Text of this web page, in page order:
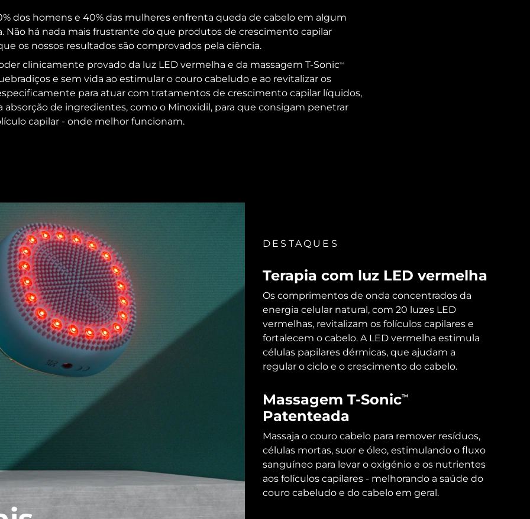
dos homens e 40% das mulheres enfrenta queda de cabelo em algum
Não há nada mais frustrante do que produtos de crescimento capilar
os nossos resultados são comprovados pela ciência.
clinicamente provado da luz LED vermelha e da massagem T-SonicTM
e sem vida ao estimular o couro cabeludo e ao revitalizar os
para atuar com tratamentos de crescimento capilar líquidos,
absorção de ingredientes, como o Minoxidil, para que consigam penetrar
capilar - onde melhor funcionam.
DESTAQUES
Terapia com luz LED vermelha
Os comprimentos de onda concentrados da
energia celular natural, com 20 luzes LED
vermelhas, revitalizam os folículos capilares e
fortalecem o cabelo. A LED vermelha estimula
células papilares dérmicas, que ajudam a
regular o ciclo e o crescimento do cabelo.
Massagem T-SonicTM
Patenteada
Massaja o couro cabelo para remover resíduos,
células mortas, suor e óleo, estimulando o fluxo
sanguíneo para levar o oxigénio e os nutrientes
aos folículos capilares - melhorando a saúde do
couro cabeludo e do cabelo em geral.